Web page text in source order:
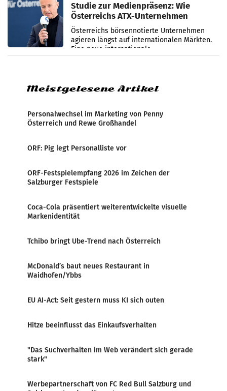
Studie zur Medienpräsenz: Wie
Österreichs ATX-Unternehmen
international wahrgenommen
werden
Österreichs börsennotierte Unternehmen
agieren längst auf internationalen Märkten.
Eine neue internationale
Medienresonanzanalyse untersucht die
Meistgelesene Artikel
Personalwechsel im Marketing von Penny
Österreich und Rewe Großhandel
ORF: Pig legt Personalliste vor
ORF-Festspielempfang 2026 im Zeichen der
Salzburger Festspiele
Coca-Cola präsentiert weiterentwickelte visuelle
Markenidentität
Tchibo bringt Ube-Trend nach Österreich
McDonald’s baut neues Restaurant in
Waidhofen/Ybbs
EU AI-Act: Seit gestern muss KI sich outen
Hitze beeinflusst das Einkaufsverhalten
"Das Suchverhalten im Web verändert sich gerade
stark"
Werbepartnerschaft von FC Red Bull Salzburg und